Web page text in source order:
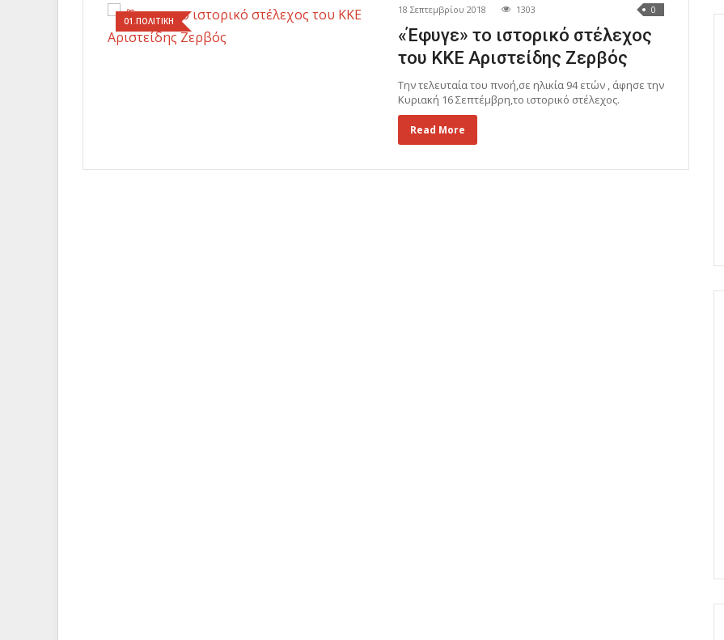
01.ΠΟΛΙΤΙΚΗ
18 Σεπτεμβρίου 2018 1303 0
«Έφυγε» το ιστορικό στέλεχος
του ΚΚΕ Αριστείδης Ζερβός
Την τελευταία του πνοή,σε ηλικία 94 ετών , άφησε την
Κυριακή 16 Σεπτέμβρη,το ιστορικό στέλεχος.
Read More